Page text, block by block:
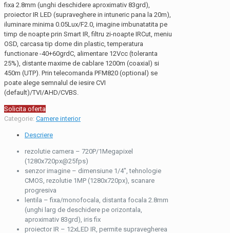
fixa 2.8mm (unghi deschidere aproximativ 83grd),
proiector IR LED (supraveghere in intuneric pana la 20m),
iluminare minima 0.05Lux/F2.0, imagine imbunatatita pe
timp de noapte prin Smart IR, filtru zi-noapte IRCut, meniu
OSD, carcasa tip dome din plastic, temperatura
functionare -40+60grdC, alimentare 12Vcc (toleranta
25%), distante maxime de cablare 1200m (coaxial) si
450m (UTP). Prin telecomanda PFM820 (optional) se
poate alege semnalul de iesire CVI
(default)/TVI/AHD/CVBS.
Solicita oferta
Categorie: Camere interior
Descriere
rezolutie camera – 720P/1Megapixel
(1280x720px@25fps)
senzor imagine – dimensiune 1/4″, tehnologie
CMOS, rezolutie 1MP (1280x720px), scanare
progresiva
lentila – fixa/monofocala, distanta focala 2.8mm
(unghi larg de deschidere pe orizontala,
aproximativ 83grd), iris fix
proiector IR – 12xLED IR, permite supravegherea